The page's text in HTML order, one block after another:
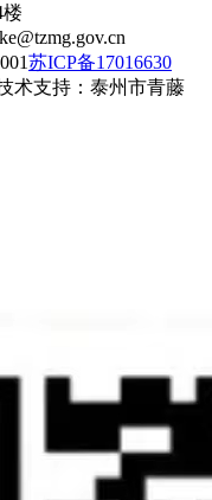
苏ICP备17016630
术支持：泰州市青藤